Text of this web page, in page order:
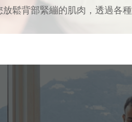
鬆背部緊繃的肌肉，透過各